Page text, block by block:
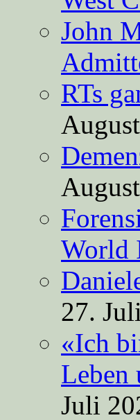
John
RTs
World
27.
«Ich
Leben
Juli